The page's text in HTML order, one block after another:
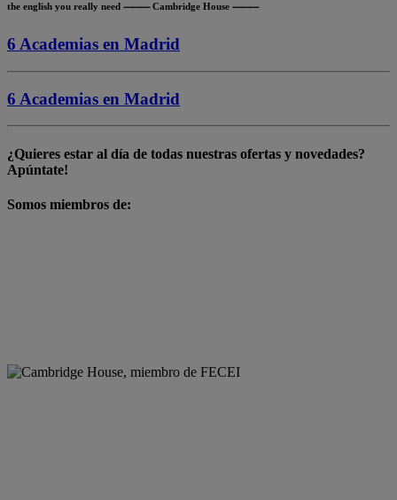
the english you really need ⸻ Cambridge House ⸻
6 Academias en Madrid
6 Academias en Madrid
¿Quieres estar al día de todas nuestras ofertas y novedades?
Apúntate!
Somos miembros de: